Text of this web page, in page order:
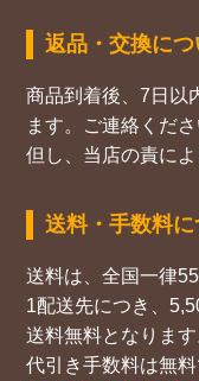
返品・交換につ
商品到着後、7日以
ます。ご連絡くださ
但し、当店の責に
送料・手数料に
送料は、全国一律
1配送先につき、
送料無料となります
代引き手数料は無料